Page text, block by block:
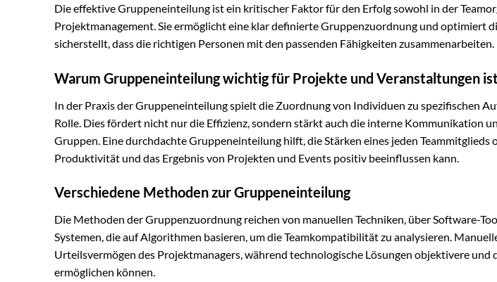
Die effektive Gruppeneinteilung ist ein kritischer Faktor für den Erfolg sowohl in der
Projektmanagement. Sie ermöglicht eine klar definierte Gruppenzuordnung und optimiert
sicherstellt, dass die richtigen Personen mit den passenden Fähigkeiten zusammenarbeiten.
Warum Gruppeneinteilung wichtig für Projekte und Veranstaltungen
In der Praxis der Gruppeneinteilung spielt die Zuordnung von Individuen zu spezifischen
Rolle. Dies fördert nicht nur die Effizienz, sondern stärkt auch die interne Kommunikation
Gruppen. Eine durchdachte Gruppeneinteilung hilft, die Stärken eines jeden Teammitglieds
Produktivität und das Ergebnis von Projekten und Events positiv beeinflussen kann.
Verschiedene Methoden zur Gruppeneinteilung
Die Methoden der Gruppenzuordnung reichen von manuellen Techniken, über Software-
Systemen, die auf Algorithmen basieren, um die Teamkompatibilität zu analysieren.
Urteilsvermögen des Projektmanagers, während technologische Lösungen objektivere und
ermöglichen können.